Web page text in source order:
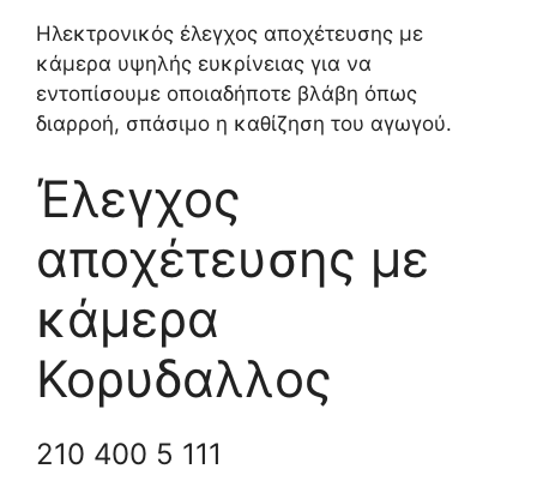
Ηλεκτρονικός έλεγχος αποχέτευσης με
κάμερα υψηλής ευκρίνειας για να
εντοπίσουμε οποιαδήποτε βλάβη όπως
διαρροή, σπάσιμο η καθίζηση του αγωγού.
Έλεγχος
αποχέτευσης με
κάμερα
Κορυδαλλος
210 400 5 111